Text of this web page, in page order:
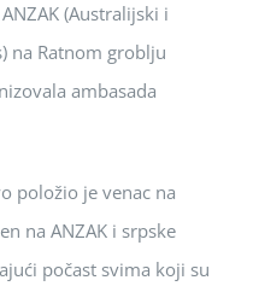
(Australijski i
na Ratnom groblju
ambasada
položio je venac na
na ANZAK i srpske
počast svima koji su